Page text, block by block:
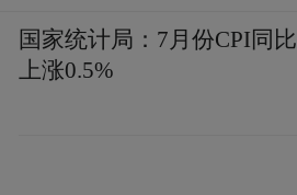
国家统计局：7月份CPI同比
上涨0.5%